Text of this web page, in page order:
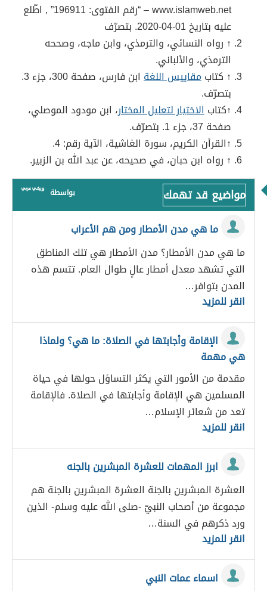
www.islamweb.net – “رقم الفتوى: 196911” , اطّلع
عليه بتاريخ 01-04-2020. بتصرّف
↑ رواه النسائي، والترمذي، وابن ماجه، وصححه
الترمذي، والألباني.
↑ كتابمقاييس اللغة
ابن فارس، صفحة 300، جزء 3.
بتصرّف.
↑كتابالاختيار لتعليل المختار، ابن مودود الموصلي،
صفحة 37، جزء 1. بتصرّف.
↑القرأن الكريم، سورة الغاشية، الآية رقم: 4.
↑ رواه ابن حبان، في صحيحه، عن عبد الله بن الزبير.
مواضيع قد تهمك بواسطة
ما هي مدن الأمطار ومن هم الأعراب
ما هي مدن الأمطار؟ مدن الأمطار هي تلك المناطق
التي تشهد معدل أمطار عالٍ طوال العام. تتسم هذه
المدن بتوافر…
انقر للمزيد
الإقامة وأجابتها في الصلاة: ما هي؟ ولماذا
هي مهمة
مقدمة من الأمور التي يكثر التساؤل حولها في حياة
المسلمين هي الإقامة وأجابتها في الصلاة. فالإقامة
تعد من شعائر الإسلام…
انقر للمزيد
ابرز المهمات للعشرة المبشرين بالجنه
العشرة المبشرين بالجنة العشرة المبشرين بالجنة هم
مجموعة من أصحاب النبيّ -صلى الله عليه وسلم- الذين
ورد ذكرهم في السنة…
انقر للمزيد
اسماء عمات النبي